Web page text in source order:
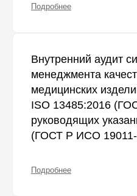
Подробнее
Внутренний аудит
менеджмента
медицинских
ISO 13485:2016
руководящих
(ГОСТ Р ИСО 19011-
Подробнее